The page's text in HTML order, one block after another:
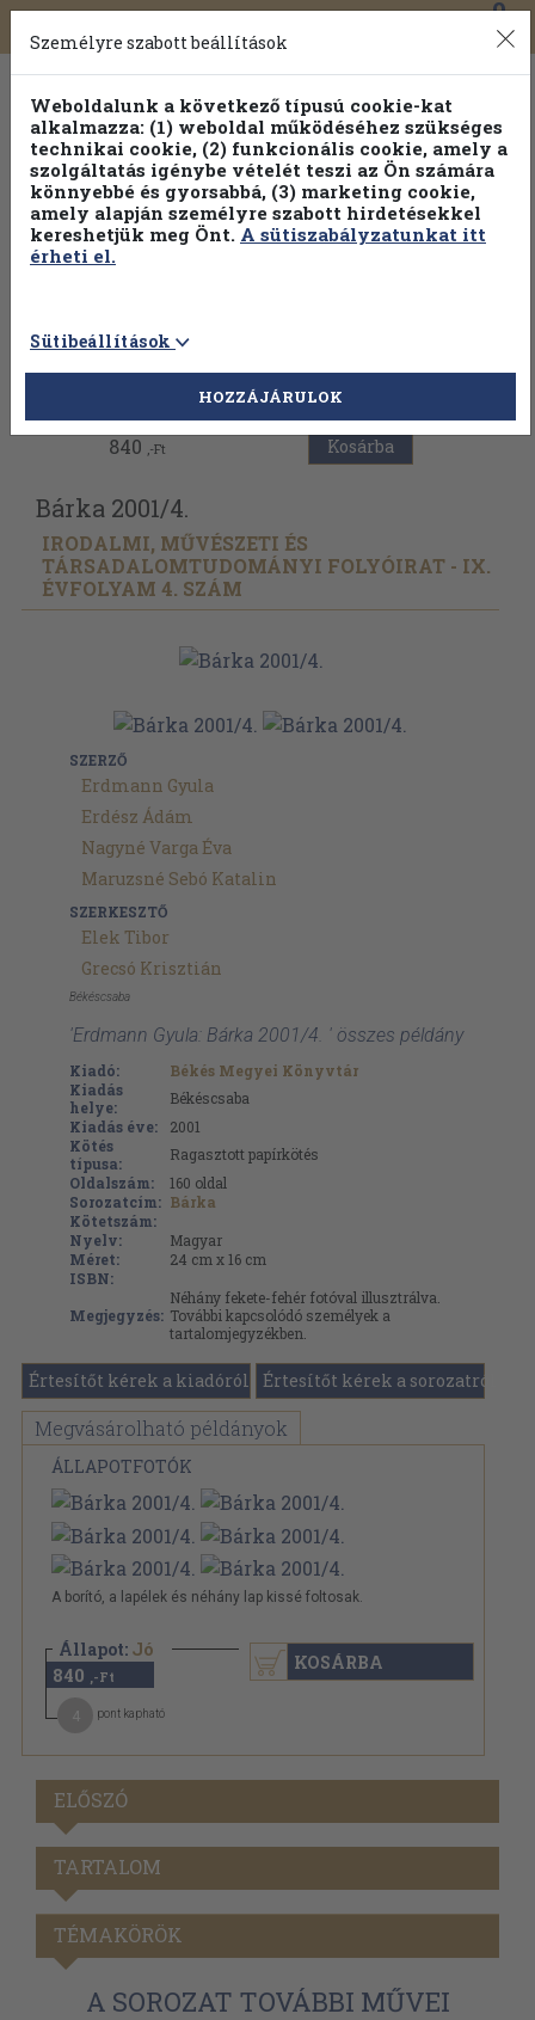
Toggle
navigation
0
Vissza az előző oldalra
840 ,-Ft Kosárba
Bárka 2001/4.
IRODALMI, MŰVÉSZETI ÉS
TÁRSADALOMTUDOMÁNYI FOLYÓIRAT - IX.
ÉVFOLYAM 4. SZÁM
SZERZŐ
Erdmann Gyula
Erdész Ádám
Nagyné Varga Éva
Maruzsné Sebó Katalin
SZERKESZTŐ
Elek Tibor
Grecsó Krisztián
Békéscsaba
'Erdmann Gyula: Bárka 2001/4. ' összes példány
Kiadó:
Békés Megyei Könyvtár
Kiadás
helye:
Békéscsaba
Kiadás éve:
2001
Kötés
típusa:
Ragasztott papírkötés
Oldalszám:
160 oldal
Sorozatcím: Bárka
Kötetszám:
Nyelv:
Magyar
Méret:
24 cm x 16 cm
ISBN:
Megjegyzés:
Néhány fekete-fehér fotóval illusztrálva.
További kapcsolódó személyek a
tartalomjegyzékben.
Értesítőt kérek a kiadóról Értesítőt kérek a sorozatról
Megvásárolható példányok
ÁLLAPOTFOTÓK
A borító, a lapélek és néhány lap kissé foltosak.
Állapot: Jó
840 ,-Ft
pont kapható
KOSÁRBA
ELŐSZÓ
TARTALOM
TÉMAKÖRÖK
A SOROZAT TOVÁBBI MŰVEI
Személyre szabott beállítások
Weboldalunk a következő típusú cookie-kat
alkalmazza: (1) weboldal működéséhez szükséges
technikai cookie, (2) funkcionális cookie, amely a
szolgáltatás igénybe vételét teszi az Ön számára
könnyebbé és gyorsabbá, (3) marketing cookie,
amely alapján személyre szabott hirdetésekkel
kereshetjük meg Önt. A sütiszabályzatunkat itt
érheti el.
Sütibeállítások
HOZZÁJÁRULOK